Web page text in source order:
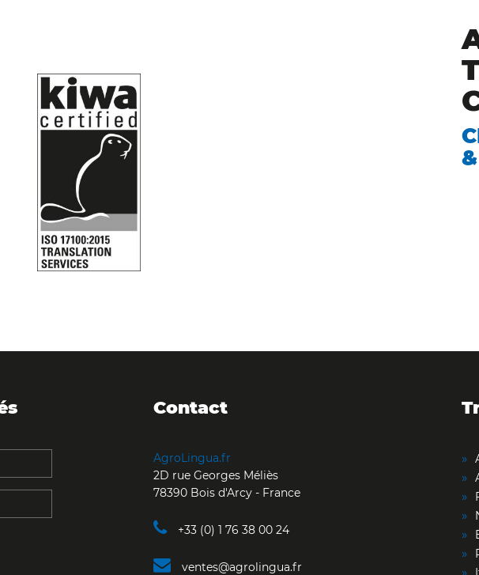
Contact
AgroLingua.fr
2D rue Georges Méliès
78390 Bois d'Arcy - France
+33 (0) 1 76 38 00 24
ventes@agrolingua.fr